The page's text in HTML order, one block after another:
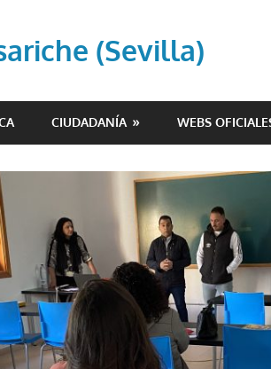
(Sevilla)
CIUDADANÍA WEBS